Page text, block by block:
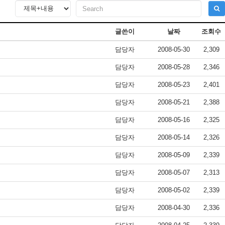
글쓴이 날짜 조회수
담당자 2008-05-30 2,309
담당자 2008-05-28 2,346
담당자 2008-05-23 2,401
담당자 2008-05-21 2,388
담당자 2008-05-16 2,325
담당자 2008-05-14 2,326
담당자 2008-05-09 2,339
담당자 2008-05-07 2,313
담당자 2008-05-02 2,339
담당자 2008-04-30 2,336